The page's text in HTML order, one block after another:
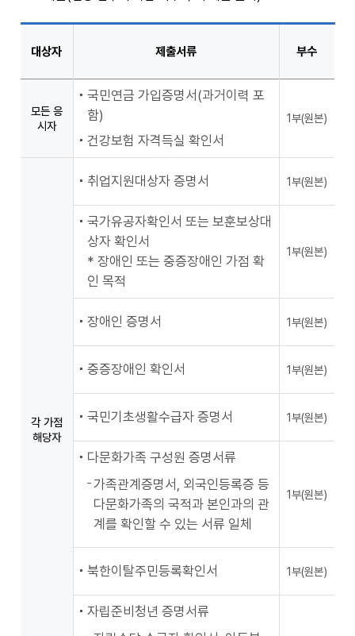
대상자 제출서류 부수
모든 응
시자
국민연금 가입증명서(과거이력 포
함)
건강보험 자격득실 확인서
1부(원본)
각 가점
해당자
취업지원대상자 증명서 1부(원본)
국가유공자확인서 또는 보훈보상대
상자 확인서
* 장애인 또는 중증장애인 가점 확
인 목적
1부(원본)
장애인 증명서 1부(원본)
중증장애인 확인서 1부(원본)
국민기초생활수급자 증명서 1부(원본)
다문화가족 구성원 증명서류
가족관계증명서, 외국인등록증 등
다문화가족의 국적과 본인과의 관
계를 확인할 수 있는 서류 일체
1부(원본)
북한이탈주민등록확인서 1부(원본)
자립준비청년 증명서류